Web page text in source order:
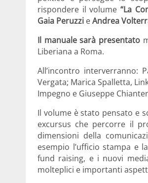
rispondere il volume“La
Gaia Peruzzi eAndrea
Il manuale sarà presentato
Liberiana a Roma.
All’incontro interverranno:
Vergata; Marica Spalletta,
Impegno e Giuseppe
Il volume è stato pensato e
excursus che percorre il
dimensioni della
esempio l’ufficio stampa e
fund raising, e i nuovi
molteplici e importanti